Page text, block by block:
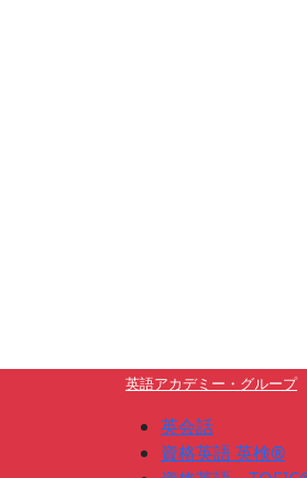
英語アカデミー・グループ
英会話
資格英語 英検®